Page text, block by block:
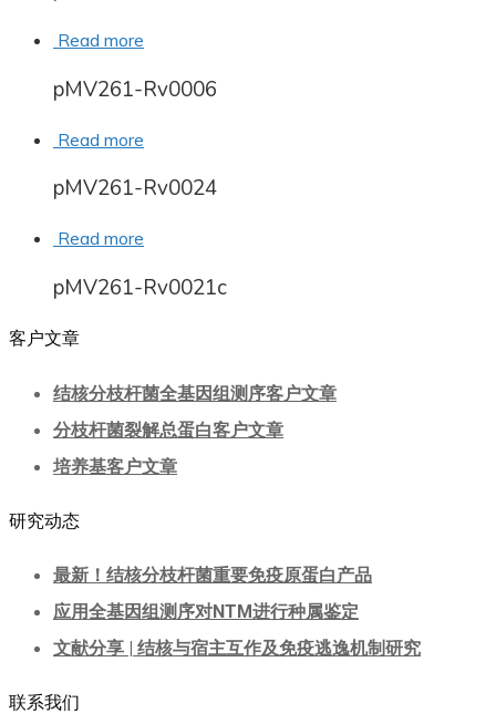
Read more
pMV261-Rv0006
Read more
pMV261-Rv0024
Read more
pMV261-Rv0021c
客户文章
结核分枝杆菌全基因组测序客户文章
分枝杆菌裂解总蛋白客户文章
培养基客户文章
研究动态
最新！结核分枝杆菌重要免疫原蛋白产品
应用全基因组测序对NTM进行种属鉴定
文献分享 | 结核与宿主互作及免疫逃逸机制研究
联系我们